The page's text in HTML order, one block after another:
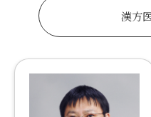
漢方